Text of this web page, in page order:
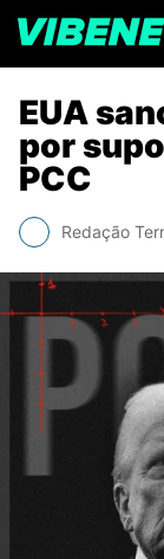
EUA
por
PCC
Redação